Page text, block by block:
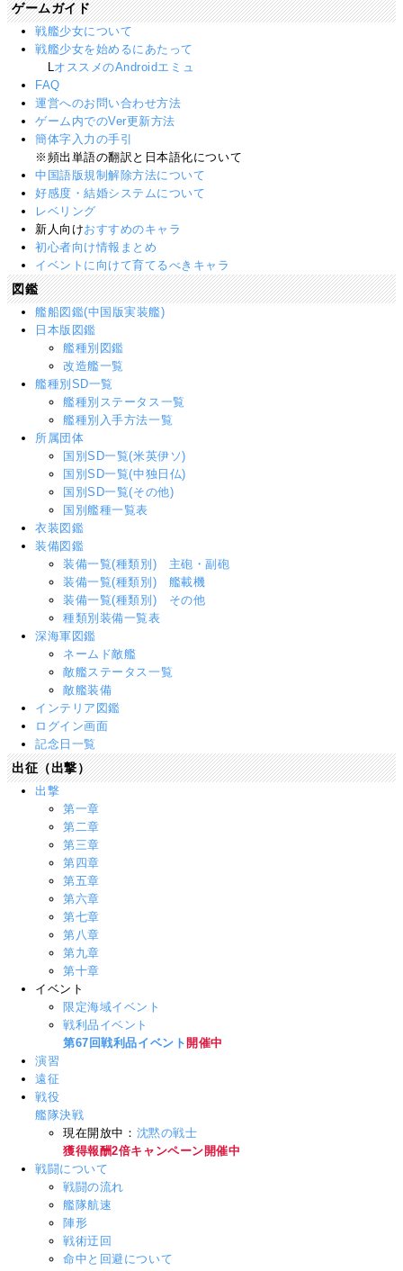
ゲームガイド
戦艦少女について
戦艦少女を始めるにあたって
LオススメのAndroidエミュ
FAQ
運営へのお問い合わせ方法
ゲーム内でのVer更新方法
簡体字入力の手引
※頻出単語の翻訳と日本語化について
中国語版規制解除方法について
好感度・結婚システムについて
レベリング
新人向けおすすめのキャラ
初心者向け情報まとめ
イベントに向けて育てるべきキャラ
図鑑
艦船図鑑(中国版実装艦)
日本版図鑑
艦種別図鑑
改造艦一覧
艦種別SD一覧
艦種別ステータス一覧
艦種別入手方法一覧
所属団体
国別SD一覧(米英伊ソ)
国別SD一覧(中独日仏)
国別SD一覧(その他)
国別艦種一覧表
衣装図鑑
装備図鑑
装備一覧(種類別) 主砲・副砲
装備一覧(種類別) 艦載機
装備一覧(種類別) その他
種類別装備一覧表
深海軍図鑑
ネームド敵艦
敵艦ステータス一覧
敵艦装備
インテリア図鑑
ログイン画面
記念日一覧
出征（出撃）
出撃
第一章
第二章
第三章
第四章
第五章
第六章
第七章
第八章
第九章
第十章
イベント
限定海域イベント
戦利品イベント
第67回戦利品イベント 開催中
演習
遠征
戦役
艦隊決戦
現在開放中： 沈黙の戦士
獲得報酬2倍キャンペーン開催中
戦闘について
戦闘の流れ
艦隊航速
陣形
戦術迂回
命中と回避について